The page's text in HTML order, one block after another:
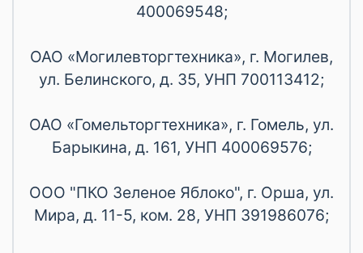
400069548;
ОАО «Могилевторгтехника», г. Могилев,
ул. Белинского, д. 35, УНП 700113412;
ОАО «Гомельторгтехника», г. Гомель, ул.
Барыкина, д. 161, УНП 400069576;
ООО "ПКО Зеленое Яблоко", г. Орша, ул.
Мира, д. 11-5, ком. 28, УНП 391986076;